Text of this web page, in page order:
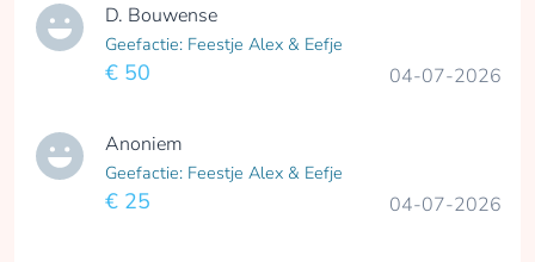
D. Bouwense
Geefactie: Feestje Alex & Eefje
€ 50 04-07-2026
Anoniem
Geefactie: Feestje Alex & Eefje
€ 25 04-07-2026